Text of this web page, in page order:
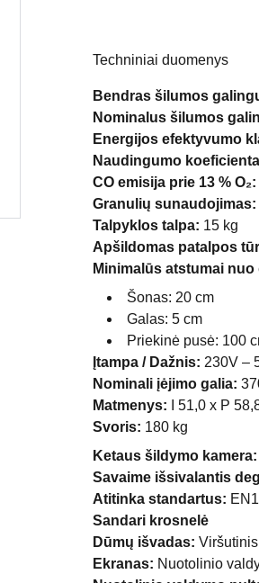
Techniniai duomenys
Bendras šilumos
Nominalus šilumos
Energijos efektyvumo
Naudingumo
CO emisija prie 13 % O₂:
Granulių sunaudojimas:
Talpyklos talpa: 15 kg
Apšildomas patalpos
Minimalūs atstumai
Šonas: 20 cm
Galas: 5 cm
Priekinė pusė: 100
Įtampa / Dažnis: 230V –
Nominali įėjimo galia:
Matmenys: I 51,0 x P
Svoris: 180 kg
Ketaus šildymo kamera:
Savaime išsivalantis
Atitinka standartus:
Sandari krosnelė
Dūmų išvadas:
Ekranas: Nuotolinio